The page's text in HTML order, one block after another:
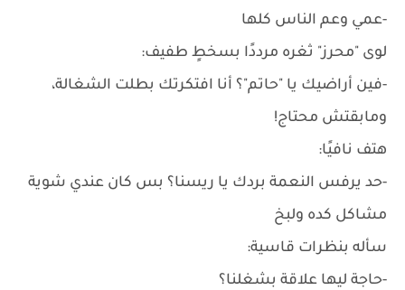
-عمي وعم الناس كلها
لوى "محرز" ثغره مرددًا بسخطٍ طفيف:
-فين أراضيك يا "حاتم"؟ أنا افتكرتك بطلت الشغالة،
ومابقتش محتاج!
هتف نافيًا:
-حد يرفس النعمة بردك يا ريسنا؟ بس كان عندي شوية
مشاكل كده ولبخ
سأله بنظرات قاسية:
-حاجة ليها علاقة بشغلنا؟